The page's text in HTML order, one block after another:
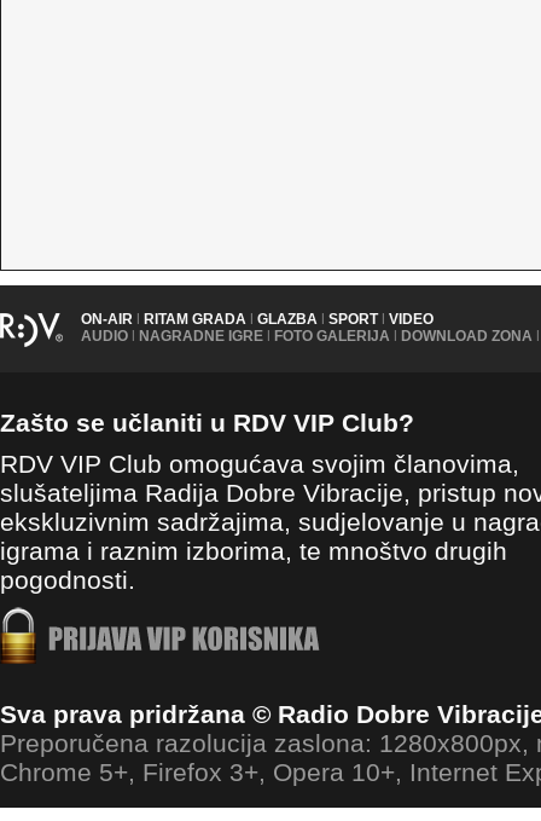
ON-AIR | RITAM GRADA | GLAZBA | SPORT | VIDEO
AUDIO | NAGRADNE IGRE | FOTO GALERIJA | DOWNLOAD ZONA |
Zašto se učlaniti u RDV VIP Club?
RDV VIP Club omogućava svojim članovima,
slušateljima Radija Dobre Vibracije, pristup
ekskluzivnim sadržajima, sudjelovanje u
igrama i raznim izborima, te mnoštvo drugih
pogodnosti.
Sva prava pridržana © Radio Dobre
Preporučena razolucija zaslona: 1280x800px,
Chrome 5+, Firefox 3+, Opera 10+, Internet